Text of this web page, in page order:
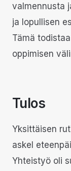
valmennusta
ja lopullisen
Tämä
oppimisen
Tulos
Yksittäisen
askel
Yhteistyö oli